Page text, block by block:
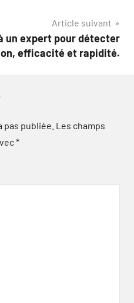
Article suivant
un expert pour détecter
efficacité et rapidité.
publiée. Les champs
*